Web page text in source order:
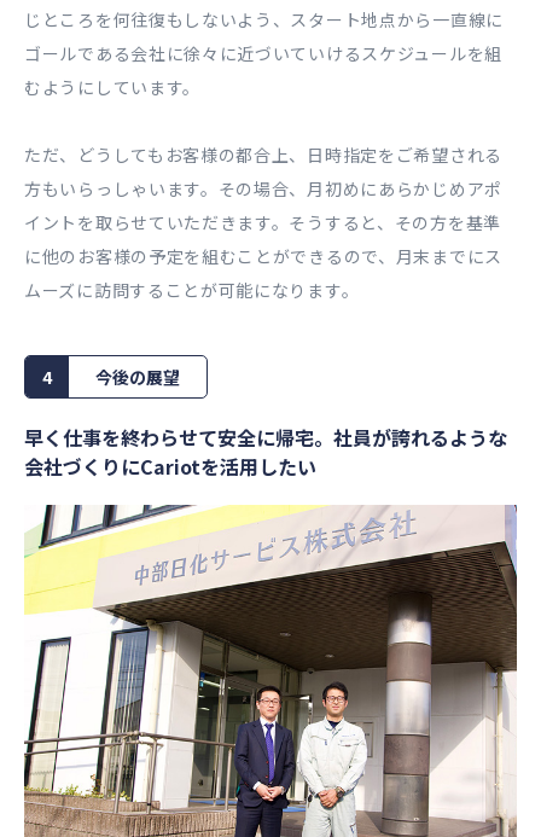
じところを何往復もしないよう、スタート地点から⼀直線に
ゴールである会社に徐々に近づいていけるスケジュールを組
むようにしています。
ただ、どうしてもお客様の都合上、⽇時指定をご希望される
⽅もいらっしゃいます。その場合、⽉初めにあらかじめアポ
イントを取らせていただきます。そうすると、その⽅を基準
に他のお客様の予定を組むことができるので、⽉末までにス
ムーズに訪問することが可能になります。
4 今後の展望
早く仕事を終わらせて安全に帰宅。社員が誇れるような
会社づくりにCariotを活⽤したい